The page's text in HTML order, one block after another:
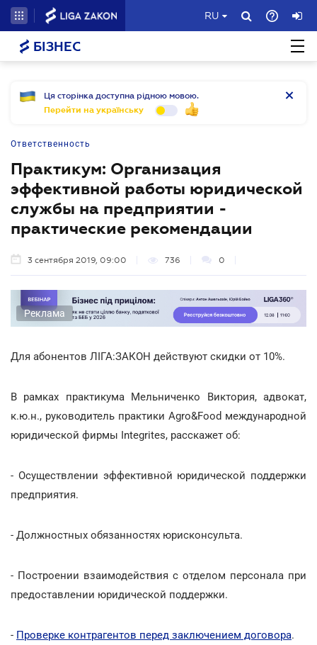
RU
БІЗНЕС
Ця сторінка доступна рідною мовою.
Перейти на українську
Ответственность
Практикум: Организация
эффективной работы юридической
службы на предприятии -
практические рекомендации
3 сентября 2019, 09:00 736 0
Реклама
Для абонентов ЛІГА:ЗАКОН действуют скидки от 10%.
В рамках практикума Мельниченко Виктория, адвокат,
к.ю.н., руководитель практики Agro&Food международной
юридической фирмы Integrites, расскажет об:
- Осуществлении эффективной юридической поддержки
предприятия.
- Должностных обязанностях юрисконсульта.
- Построении взаимодействия с отделом персонала при
предоставлении юридической поддержки.
- Проверке контрагентов перед заключением договора.